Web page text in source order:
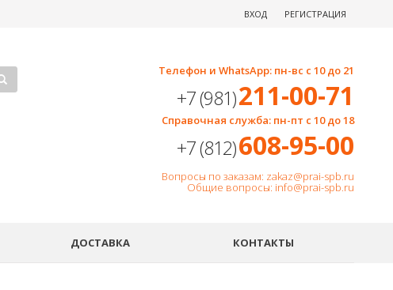
ВХОД РЕГИСТРАЦИЯ
Телефон и WhatsApp: пн-вс с 10 до 21
+7 (981)211-00-71
Справочная служба: пн-пт с 10 до 18
+7 (812)608-95-00
Вопросы по заказам: zakaz@prai-spb.ru
Общие вопросы: info@prai-spb.ru
ДОСТАВКА КОНТАКТЫ